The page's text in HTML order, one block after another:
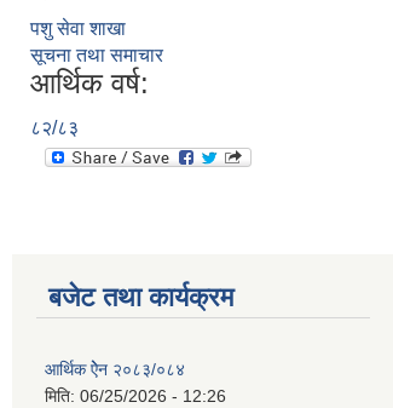
पशु सेवा शाखा
सूचना तथा समाचार
आर्थिक वर्ष:
८२/८३
बजेट तथा कार्यक्रम
आर्थिक ऐेन २०८३/०८४
मिति: 06/25/2026 - 12:26